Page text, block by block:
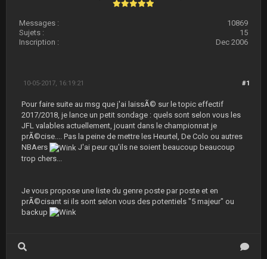
Messages :
10869
Sujets :
15
Inscription :
Dec 2006
#1
10-05-2017, 16:19:21
Pour faire suite au msg que j'ai laissÃ© sur le topic effectif
2017/2018, je lance un petit sondage : quels sont selon vous les
JFL valables actuellement, jouant dans le championnat je
prÃ©cise.... Pas la peine de mettre les Heurtel, De Colo ou autres
NBAers
J'ai peur qu'ils ne soient beaucoup beaucoup
trop chers...
Je vous propose une liste du genre poste par poste et en
prÃ©cisant si ils sont selon vous des potentiels "5 majeur" ou
backup